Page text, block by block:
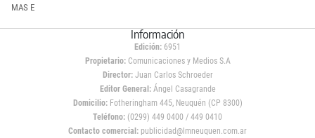
MAS E
Información
Edición: 6951
Propietario:Comunicaciones y Medios S.A
Director: Juan Carlos Schroeder
Editor General:Ángel Casagrande
Domicilio:Fotheringham 445, Neuquén (CP 8300)
Teléfono: (0299) 449 0400 / 449 0410
Contacto comercial: publicidad@lmneuquen.com.ar